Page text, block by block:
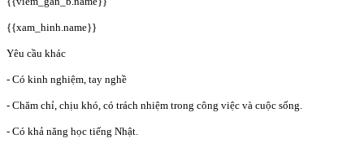
{{xam_hinh.name}}
Yêu cầu khác
- Có kinh nghiệm, tay nghề
- Chăm chỉ, chịu khó, có trách nhiệm trong công việc và cuộc sống.
- Có khả năng học tiếng Nhật.